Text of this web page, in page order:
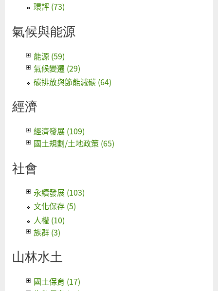
環評 (73)
氣候與能源
能源 (59)
氣候變遷 (29)
碳排放與節能減碳 (64)
經濟
經濟發展 (109)
國土規劃/土地政策 (65)
社會
永續發展 (103)
文化保存 (5)
人權 (10)
族群 (3)
山林水土
國土保育 (17)